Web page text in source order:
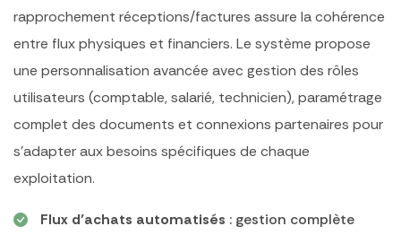
rapprochement réceptions/factures assure la cohérence
entre flux physiques et financiers. Le système propose
une personnalisation avancée avec gestion des rôles
utilisateurs (comptable, salarié, technicien), paramétrage
complet des documents et connexions partenaires pour
s’adapter aux besoins spécifiques de chaque
exploitation.
Flux d’achats automatisés : gestion complète